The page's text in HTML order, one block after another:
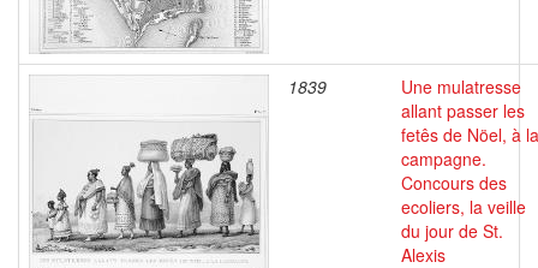
1839
Une mulatresse
allant passer les
fetês de Nöel, à la
campagne.
Concours des
ecoliers, la veille
du jour de St.
Alexis